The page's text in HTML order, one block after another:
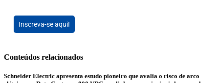
Inscreva-se aqui!
Conteúdos relacionados
Schneider Electric apresenta estudo pioneiro que avalia o risco de arco